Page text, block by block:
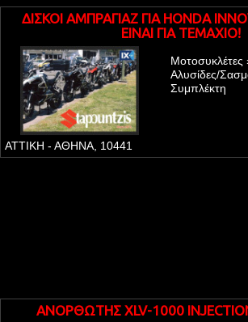
ΔΙΣΚΟΙ ΑΜΠΡΑΓΙΑΖ ΓΙΑ HONDA
ΕΙΝΑΙ ΓΙΑ ΤΕΜΑΧΙΟ!
Αλυσίδες/
Συμπλέκτη
ΑΤΤΙΚΗ - ΑΘΗΝΑ, 10441
ΑΝΟΡΘΩΤΗΣ XLV-1000